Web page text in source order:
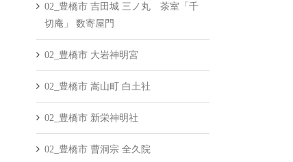
02_豊橋市 吉田城 三ノ丸 茶室「千
切庵」 数寄屋門
02_豊橋市 大岩神明宮
02_豊橋市 嵩山町 白土社
02_豊橋市 新栄神明社
02_豊橋市 曹洞宗 全久院